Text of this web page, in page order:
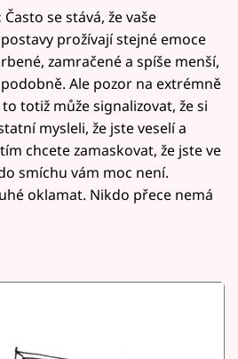
Často se stává, že vaše
prožívají stejné emoce
zamračené a spíše menší,
Ale pozor na extrémně
totiž může signalizovat, že si
mysleli, že jste veselí a
chcete zamaskovat, že jste ve
smíchu vám moc není.
oklamat. Nikdo přece nemá